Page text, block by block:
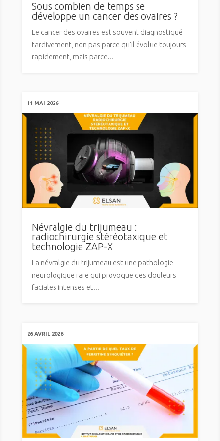
Sous combien de temps se
développe un cancer des ovaires ?
Le cancer des ovaires est souvent diagnostiqué
tardivement, non pas parce qu'il évolue toujours
rapidement, mais parce...
11 MAI 2026
Névralgie du trijumeau :
radiochirurgie stéréotaxique et
technologie ZAP-X
La névralgie du trijumeau est une pathologie
neurologique rare qui provoque des douleurs
faciales intenses et...
26 AVRIL 2026